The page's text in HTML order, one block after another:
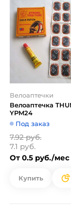
Велоаптечки
Велоаптечка
YPM24
Под заказ
7.92 руб.
7.1 руб.
От 0.5 руб./мес
Купить